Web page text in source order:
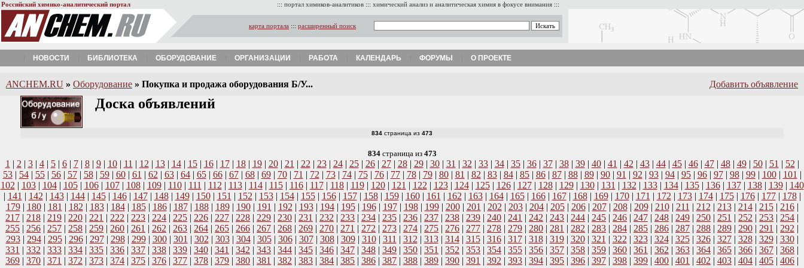
Российский химико-аналитический портал ::: портал химиков-аналитиков ::: химический анализ и аналитическая химия в фокусе внимания :::
карта портала ::: расширенный поиск
НОВОСТИ БИБЛИОТЕКА ОБОРУДОВАНИЕ ОРГАНИЗАЦИИ РАБОТА КАЛЕНДАРЬ ФОРУМЫ О ПРОЕКТЕ
ANCHEM.RU » Оборудование » Покупка и продажа оборудования Б/У... Добавить объявление
Доска объявлений
834 страница из 473
834страница из 473
1 | 2 | 3| 4| 5| 6| 7| 8| 9| 10| 11 | 12 | 13| 14| 15| 16| 17| 18| 19| 20| 21 | 22 | 23| 24| 25| 26| 27| 28| 29| 30| 31 | 32 | 33| 34| 35| 36| 37| 38| 39| 40| 41 | 42 | 43| 44| 45| 46| 47| 48| 49| 50| 51 | 52 |
53| 54| 55| 56| 57| 58| 59| 60| 61 | 62 | 63| 64| 65| 66| 67| 68| 69| 70| 71 | 72 | 73| 74| 75| 76| 77| 78| 79| 80| 81 | 82 | 83| 84| 85| 86| 87| 88| 89| 90| 91 | 92 | 93| 94| 95| 96| 97| 98| 99| 100| 101 |
102 | 103| 104| 105| 106| 107| 108| 109| 110| 111 | 112 | 113| 114| 115| 116| 117| 118| 119| 120| 121 | 122 | 123| 124| 125| 126| 127| 128| 129| 130| 131 | 132 | 133| 134| 135| 136| 137| 138| 139| 140
| 141 | 142 | 143| 144| 145| 146| 147| 148| 149| 150| 151 | 152 | 153| 154| 155| 156| 157| 158| 159| 160| 161 | 162 | 163| 164| 165| 166| 167| 168| 169| 170| 171 | 172 | 173| 174| 175| 176| 177| 178|
179| 180| 181 | 182 | 183| 184| 185| 186| 187| 188| 189| 190| 191 | 192 | 193| 194| 195| 196| 197| 198| 199| 200| 201 | 202 | 203| 204| 205| 206| 207| 208| 209| 210| 211 | 212 | 213| 214| 215| 216|
217 | 218 | 219 | 220 | 221 | 222 | 223 | 224 | 225 | 226 | 227 | 228 | 229 | 230 | 231 | 232 | 233 | 234 | 235 | 236 | 237 | 238 | 239 | 240 | 241 | 242 | 243 | 244 | 245 | 246 | 247 | 248 | 249 | 250 | 251 | 252 | 253 | 254 |
255 | 256 | 257 | 258 | 259 | 260 | 261 | 262 | 263 | 264 | 265 | 266 | 267 | 268 | 269 | 270 | 271 | 272 | 273 | 274 | 275 | 276 | 277 | 278 | 279 | 280 | 281 | 282 | 283 | 284 | 285 | 286 | 287 | 288 | 289 | 290 | 291 | 292 |
293| 294| 295| 296| 297| 298| 299| 300| 301 | 302 | 303| 304| 305| 306| 307| 308| 309| 310| 311 | 312 | 313| 314| 315| 316| 317| 318| 319| 320| 321 | 322 | 323| 324| 325| 326| 327| 328| 329| 330|
331 | 332 | 333 | 334 | 335 | 336 | 337 | 338 | 339 | 340 | 341 | 342 | 343 | 344 | 345 | 346 | 347 | 348 | 349 | 350 | 351 | 352 | 353 | 354 | 355 | 356 | 357 | 358 | 359 | 360 | 361 | 362 | 363 | 364 | 365 | 366 | 367 | 368 |
369 | 370 | 371 | 372 | 373 | 374 | 375 | 376 | 377 | 378 | 379 | 380 | 381 | 382 | 383 | 384 | 385 | 386 | 387 | 388 | 389 | 390 | 391 | 392 | 393 | 394 | 395 | 396 | 397 | 398 | 399 | 400 | 401 | 402 | 403 | 404 | 405 | 406 |